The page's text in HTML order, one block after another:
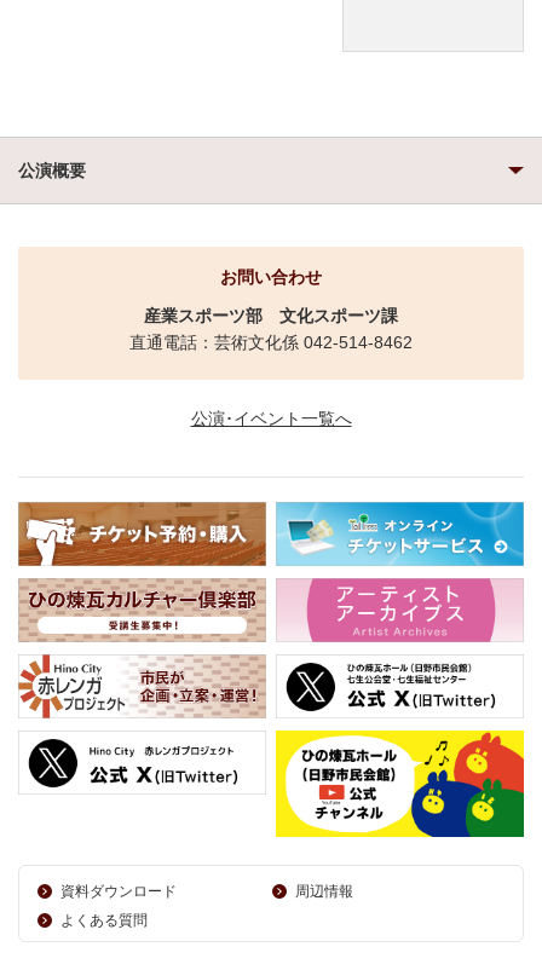
公演概要
お問い合わせ
産業スポーツ部 文化スポーツ課
直通電話：芸術文化係 042-514-8462
公演･イベント一覧へ
資料ダウンロード
周辺情報
よくある質問